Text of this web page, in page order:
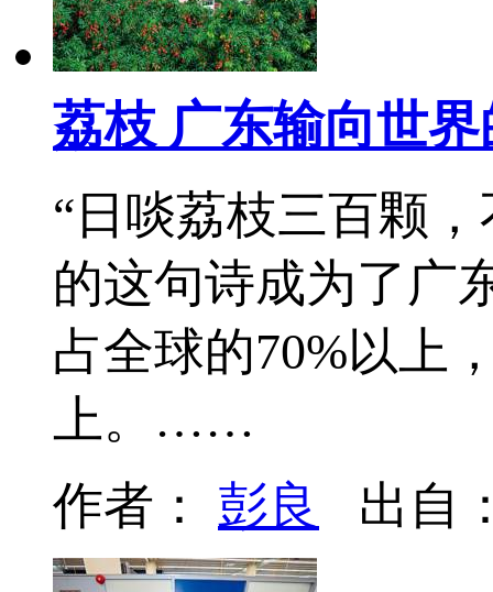
荔枝 广东输向世
“日啖荔枝三百颗
的这句诗成为了广
占全球的70%以上
上。……
作者： 彭良 出自